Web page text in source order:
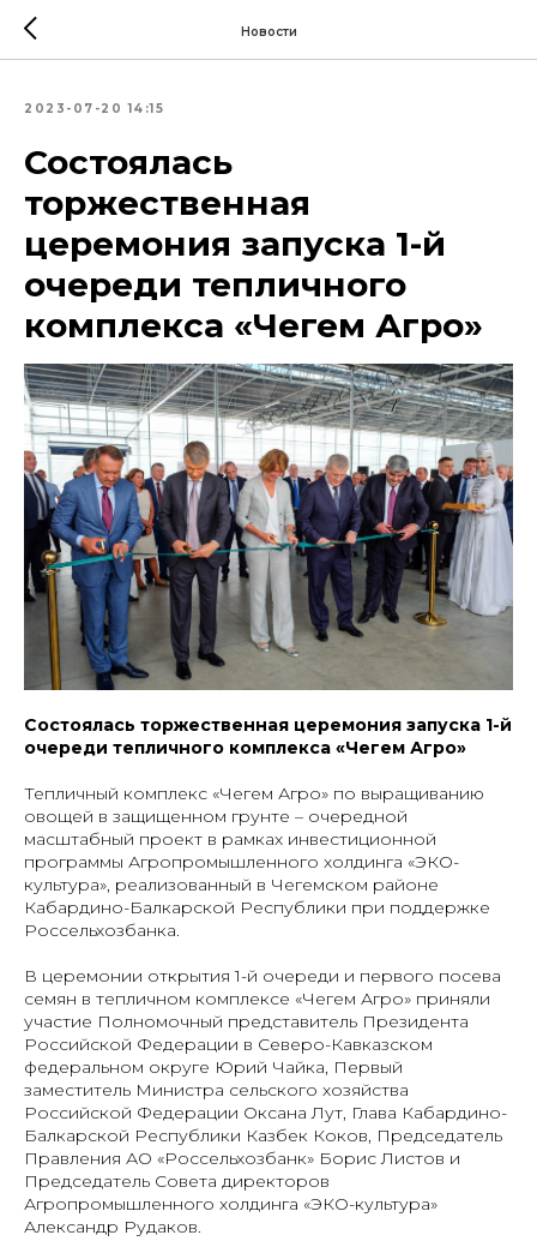
Новости
2023-07-20 14:15
Состоялась
торжественная
церемония запуска 1-й
очереди тепличного
комплекса «Чегем Агро»
Состоялась торжественная церемония запуска 1-й
очереди тепличного комплекса «Чегем Агро»
Тепличный комплекс «Чегем Агро» по выращиванию
овощей в защищенном грунте – очередной
масштабный проект в рамках инвестиционной
программы Агропромышленного холдинга «ЭКО-
культура», реализованный в Чегемском районе
Кабардино-Балкарской Республики при поддержке
Россельхозбанка.
В церемонии открытия 1-й очереди и первого посева
семян в тепличном комплексе «Чегем Агро» приняли
участие Полномочный представитель Президента
Российской Федерации в Северо-Кавказском
федеральном округе Юрий Чайка, Первый
заместитель Министра сельского хозяйства
Российской Федерации Оксана Лут, Глава Кабардино-
Балкарской Республики Казбек Коков, Председатель
Правления АО «Россельхозбанк» Борис Листов и
Председатель Совета директоров
Агропромышленного холдинга «ЭКО-культура»
Александр Рудаков.